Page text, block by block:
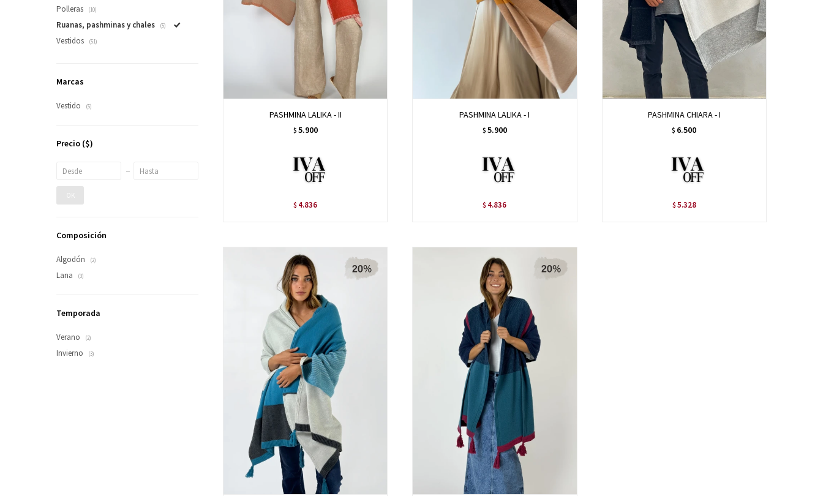
PASHMINA LALIKA - II
$ 5.900
$ 4.836
PASHMINA LALIKA - I
$ 5.900
$ 4.836
PASHMINA CHIARA - I
$ 6.500
$ 5.328
Polleras (10)
Ruanas, pashminas y chales (5)
Vestidos (51)
Marcas
Vestido (5)
Precio ($)
OK
Composición
Algodón (2)
Lana (3)
Temporada
Verano (2)
Invierno (3)